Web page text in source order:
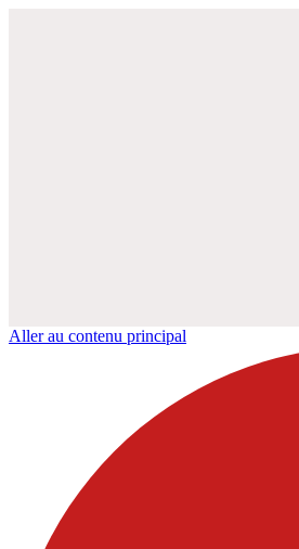
Aller au contenu principal